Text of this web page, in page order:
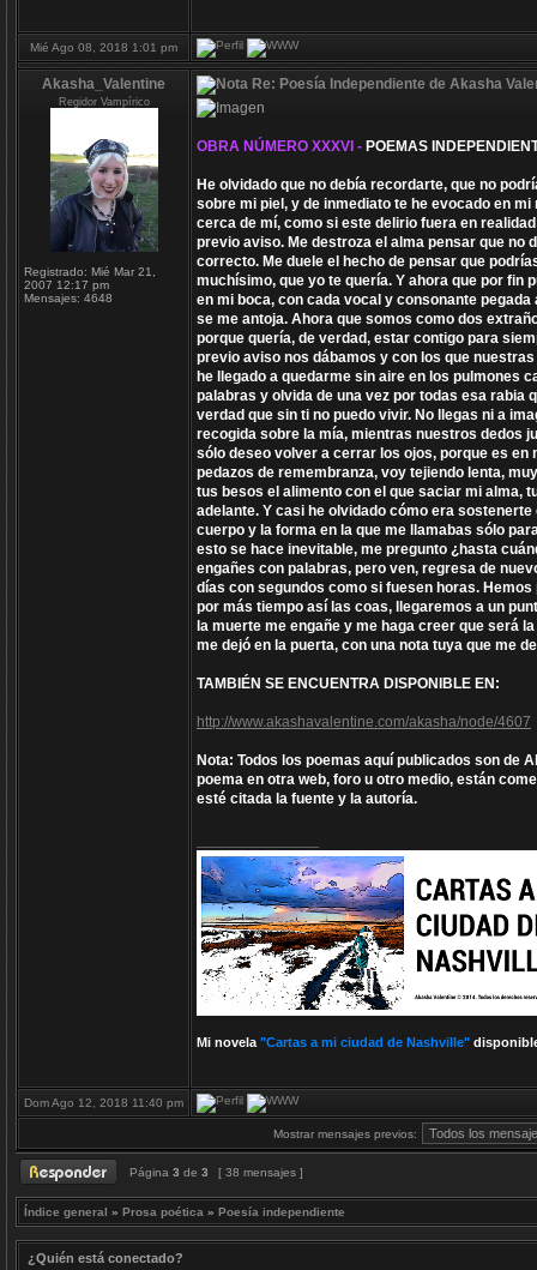
Mié Ago 08, 2018 1:01 pm
Akasha_Valentine
Regidor Vampírico
Registrado: Mié Mar 21,
2007 12:17 pm
Mensajes: 4648
Re: Poesía Independiente de Akasha
OBRA NÚMERO XXXVI - POEMAS
He olvidado que no debía recordarte, que no
sobre mi piel, y de inmediato te he evocado en
cerca de mí, como si este delirio fuera en
previo aviso. Me destroza el alma pensar que no
correcto. Me duele el hecho de pensar que
muchísimo, que yo te quería. Y ahora que por fin
en mi boca, con cada vocal y consonante
se me antoja. Ahora que somos como dos
porque quería, de verdad, estar contigo para
previo aviso nos dábamos y con los que
he llegado a quedarme sin aire en los pulmones
palabras y olvida de una vez por todas esa rabia
verdad que sin ti no puedo vivir. No llegas ni a
recogida sobre la mía, mientras nuestros dedos
sólo deseo volver a cerrar los ojos, porque es en
pedazos de remembranza, voy tejiendo lenta,
tus besos el alimento con el que saciar mi alma,
adelante. Y casi he olvidado cómo era
cuerpo y la forma en la que me llamabas sólo
esto se hace inevitable, me pregunto ¿hasta
engañes con palabras, pero ven, regresa de
días con segundos como si fuesen horas.
por más tiempo así las coas, llegaremos a un
la muerte me engañe y me haga creer que será
me dejó en la puerta, con una nota tuya que me
TAMBIÉN SE ENCUENTRA DISPONIBLE EN:
http://www.akashavalentine.com/akasha/node/4607
Nota: Todos los poemas aquí publicados son de
poema en otra web, foro u otro medio, están
esté citada la fuente y la autoría.
Mi novela "Cartas a mi ciudad de Nashville"
Dom Ago 12, 2018 11:40 pm
Mostrar mensajes previos:
Página 3 de 3 [ 38 mensajes ]
Índice general » Prosa poética » Poesía independiente
¿Quién está conectado?